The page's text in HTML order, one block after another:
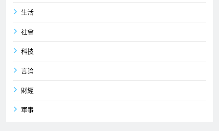
生活
社會
科技
言論
財經
軍事